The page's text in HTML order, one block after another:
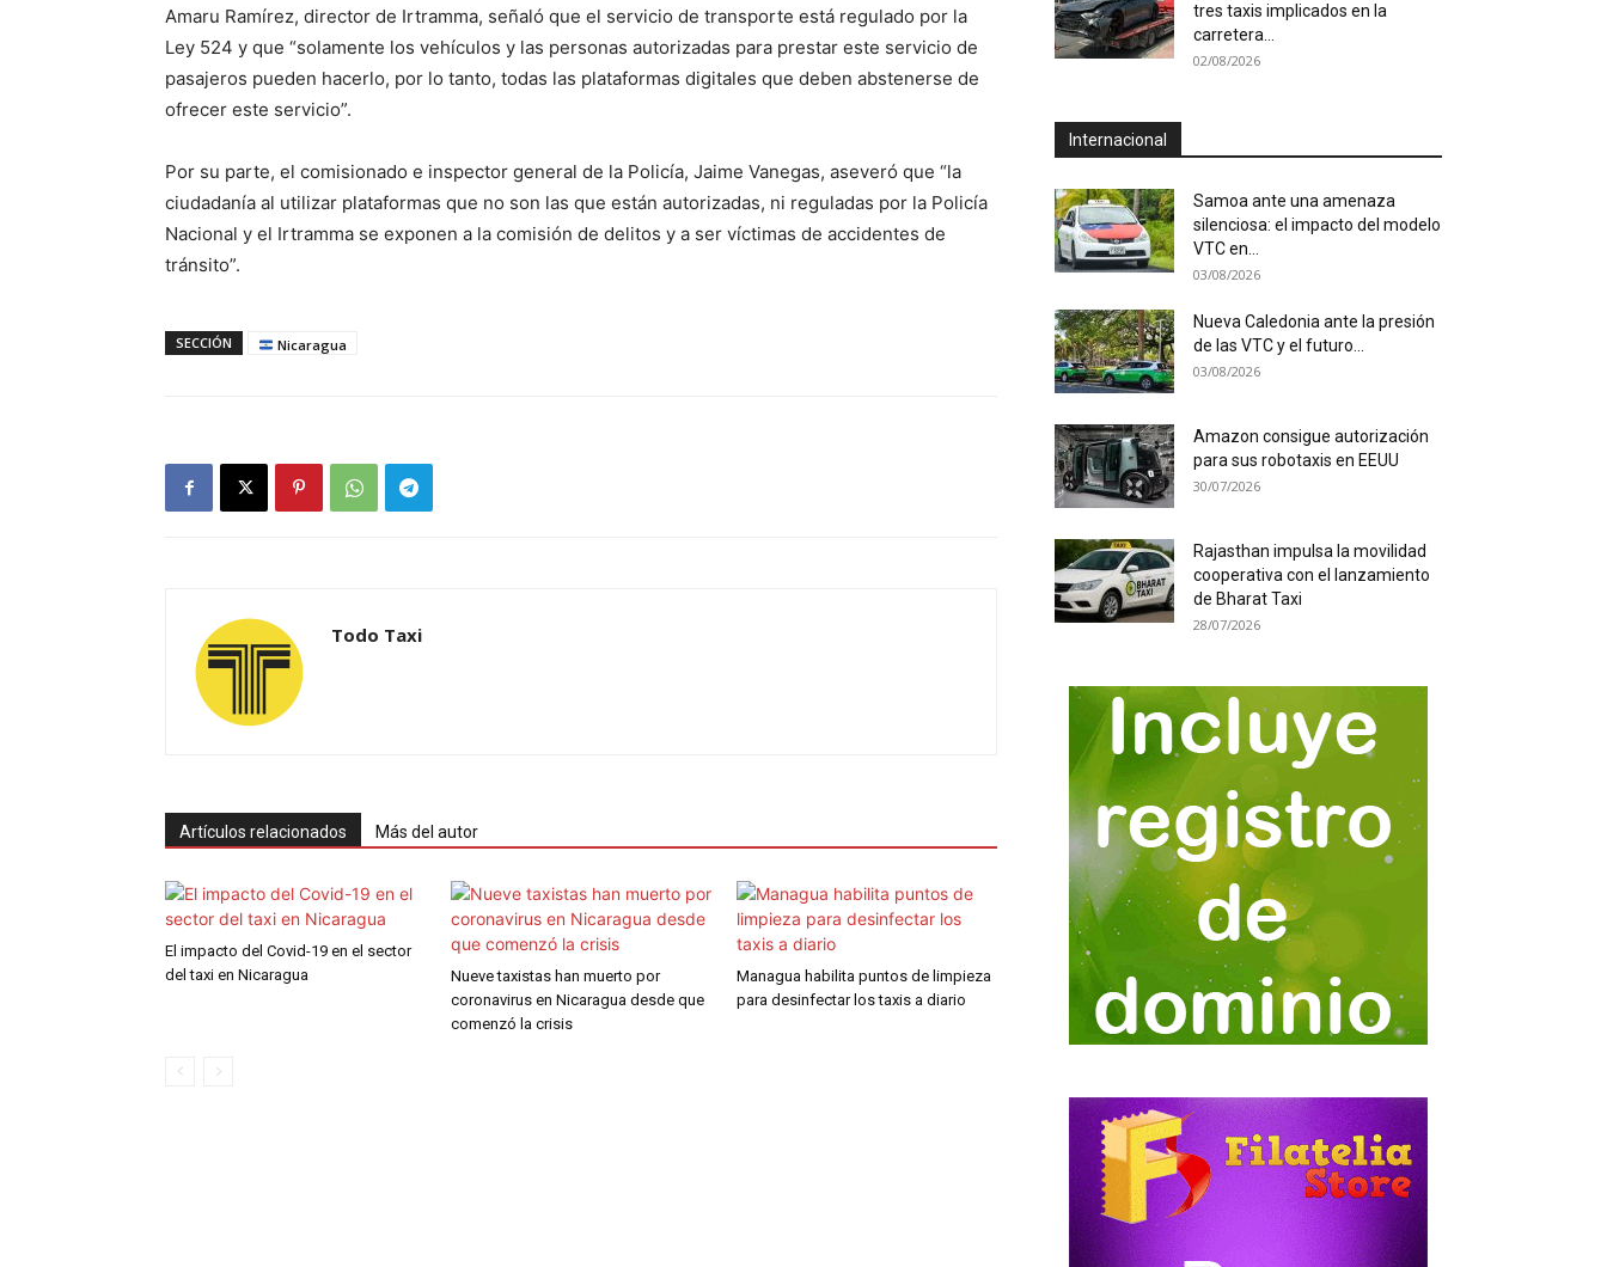
Amaru Ramírez, director de Irtramma, señaló que el servicio de transporte está regulado por la
Ley 524 y que “solamente los vehículos y las personas autorizadas para prestar este servicio de
pasajeros pueden hacerlo, por lo tanto, todas las plataformas digitales que deben abstenerse de
ofrecer este servicio”.
Por su parte, el comisionado e inspector general de la Policía, Jaime Vanegas, aseveró que “la
ciudadanía al utilizar plataformas que no son las que están autorizadas, ni reguladas por la Policía
Nacional y el Irtramma se exponen a la comisión de delitos y a ser víctimas de accidentes de
tránsito”.
SECCIÓN Nicaragua
Todo Taxi
Artículos relacionados Más del autor
El impacto del Covid-19 en el sector
del taxi en Nicaragua
Nueve taxistas han muerto por
coronavirus en Nicaragua desde que
comenzó la crisis
Managua habilita puntos de limpieza
para desinfectar los taxis a diario
tres taxis implicados en la
carretera...
02/08/2026
Internacional
Samoa ante una amenaza
silenciosa: el impacto del modelo
VTC en...
03/08/2026
Nueva Caledonia ante la presión
de las VTC y el futuro...
03/08/2026
Amazon consigue autorización
para sus robotaxis en EEUU
30/07/2026
Rajasthan impulsa la movilidad
cooperativa con el lanzamiento
de Bharat Taxi
28/07/2026